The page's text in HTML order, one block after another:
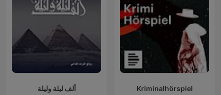
ألف ليلة وليلة Kriminalhörspiel